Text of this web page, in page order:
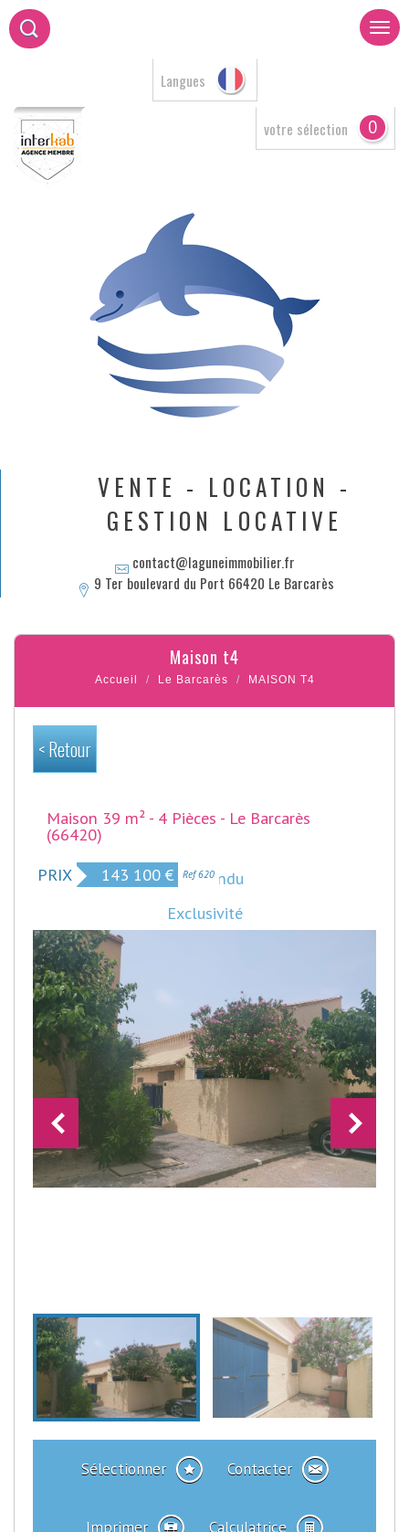
Langues
votre sélection 0
VENTE - LOCATION -
GESTION LOCATIVE
contact@laguneimmobilier.fr
9 Ter boulevard du Port 66420 Le Barcarès
maison t4
Accueil Le Barcarès MAISON T4
< Retour
Maison 39 m² - 4 Pièces - Le Barcarès
(66420)
PRIX
143 100 € Ref 620
Bien vendu
Exclusivité
Sélectionner Contacter
Imprimer Calculatrice